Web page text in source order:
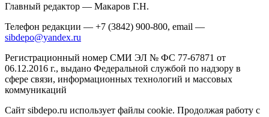
Главный редактор — Макаров Г.Н.
Телефон редакции — +7 (3842) 900-800, email —
sibdepo@yandex.ru
Регистрационный номер СМИ ЭЛ № ФС 77-67871 от
06.12.2016 г., выдано Федеральной службой по надзору в
сфере связи, информационных технологий и массовых
коммуникаций
Сайт sibdepo.ru использует файлы cookie. Продолжая работу с